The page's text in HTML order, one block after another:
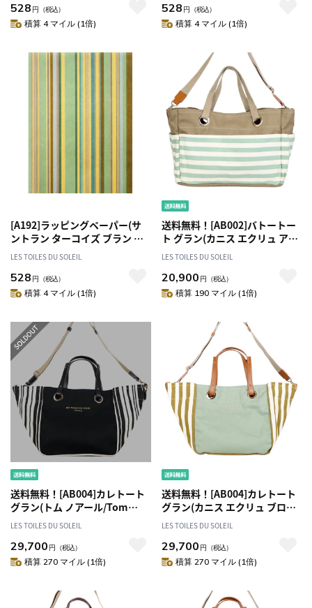
528 円 （税込）
積算 4 マイル (1倍)
528 円 （税込）
積算 4 マイル (1倍)
[A192]ラッピングペーパー(サ
ントラン ターコイズ ブラン ジ
ョンヌ/SANTORIN Turquoise
Blanc Jaune) 包装紙
LES TOILES DU SOLEIL
528 円 （税込）
積算 4 マイル (1倍)
送料無料！[AB002]バトートー
ト グラン(カニス エクリュ アマ
ンド/CANISSE Ecru Amande)
トートバッグ
LES TOILES DU SOLEIL
20,900 円 （税込）
積算 190 マイル (1倍)
送料無料！[AB004]カレトート
グラン(トム ノアール/Tom
Noir) トートバッグ
LES TOILES DU SOLEIL
29,700 円 （税込）
積算 270 マイル (1倍)
送料無料！[AB004]カレトート
グラン(カニス エクリュ ブロン
ズ/CANISSE Ecru Bronze) トー
LES TOILES DU SOLEIL
29,700 円 （税込）
積算 270 マイル (1倍)